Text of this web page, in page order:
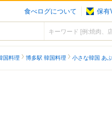
食べログについて 保有
国料理 博多駅 韓国料理 小さな韓国 あ